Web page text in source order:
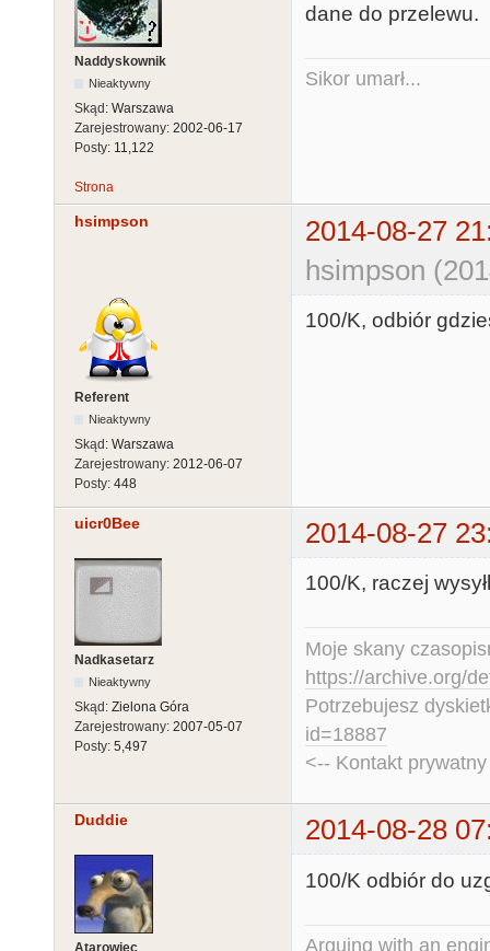
Naddyskownik
Nieaktywny
Skąd: Warszawa
Zarejestrowany: 2002-06-17
Posty: 11,122
dane do przelewu.
Sikor umarł...
Strona
hsimpson
2014-08-27
hsimpson
Referent
Nieaktywny
Skąd: Warszawa
Zarejestrowany: 2012-06-07
Posty: 448
100/K, odbiór
uicr0Bee 2014-08-27
Nadkasetarz
Nieaktywny
Skąd: Zielona Góra
Zarejestrowany: 2007-05-07
Posty: 5,497
100/K, raczej
Moje skany
https://archive.org/
Potrzebujesz
id=18887
<-- Kontakt
Duddie 2014-08-28
100/K odbiór do
Arguing with an